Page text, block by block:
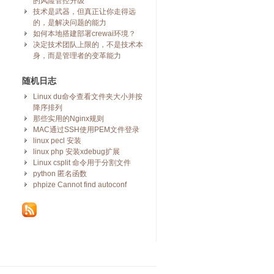
技术是武器，但真正让你走得远
的，是解决问题的能力
如何本地搭建部署crewai环境？
决定技术团队上限的，不是技术本
身，而是管理者的变革能力
随机日志
Linux du命令查看文件夹大小并按
降序排列
那些实用的Nginx规则
MAC通过SSH使用PEM文件登录
linux pecl 安装
linux php 安装xdebug扩展
Linux csplit 命令用于分割文件
python 匿名函数
phpize Cannot find autoconf